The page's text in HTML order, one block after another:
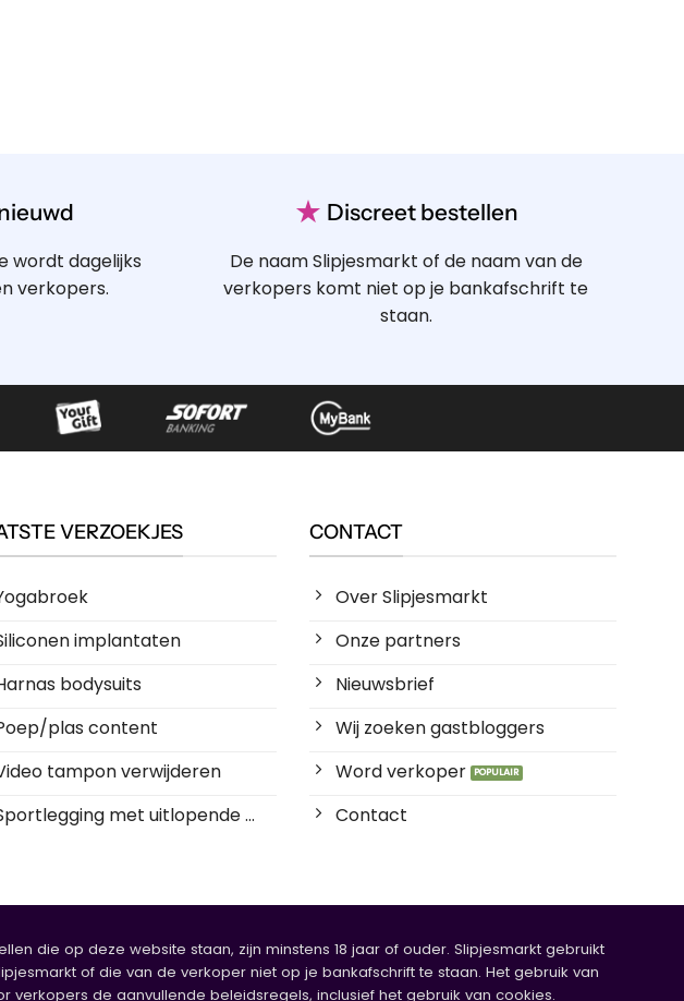
wordt dagelijks
verkopers.
★ Discreet bestellen
De naam Slipjesmarkt of de naam van de
verkopers komt niet op je bankafschrift te
staan.
VERZOEKJES
implantaten
bodysuits
plas content
tampon verwijderen
met uitlopende ...
CONTACT
Over Slipjesmarkt
Onze partners
Nieuwsbrief
Wij zoeken gastbloggers
Word verkoper
Contact
die op deze website staan, zijn minstens 18 jaar of ouder. Slipjesmarkt gebruikt
of die van de verkoper niet op je bankafschrift te staan. Het gebruik van
de aanvullende beleidsregels, inclusief het gebruik van cookies.